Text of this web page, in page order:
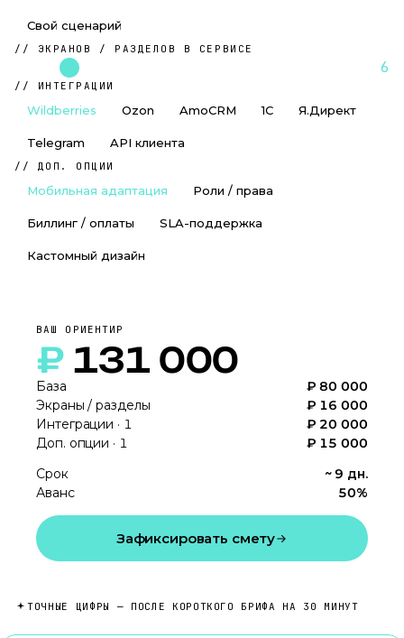
Свой сценарий
// ЭКРАНОВ / РАЗДЕЛОВ В СЕРВИСЕ
6
// ИНТЕГРАЦИИ
Wildberries Ozon AmoCRM 1С Я.Директ
Telegram API клиента
// ДОП. ОПЦИИ
Мобильная адаптация Роли / права
Биллинг / оплаты SLA-поддержка
Кастомный дизайн
ВАШ ОРИЕНТИР
₽ 131 000
База ₽80 000
Экраны / разделы
₽ 16 000
Интеграции · 1 ₽ 20 000
Доп. опции · 1 ₽ 15 000
Срок
~9 дн.
Аванс
50%
Зафиксировать смету
ТОЧНЫЕ ЦИФРЫ — ПОСЛЕ КОРОТКОГО БРИФА НА 30 МИНУТ